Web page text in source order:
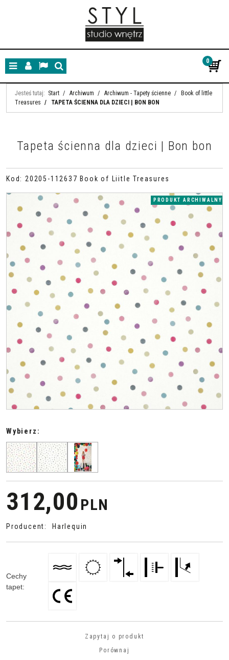
MenuPanelLangSzukaj
0
Jesteś tutaj: Start / Archiwum / Archiwum - Tapety ścienne /
Book of little
Treasures / TAPETA ŚCIENNA DLA DZIECI | BON BON
Tapeta ścienna dla dzieci | Bon bon
Kod : 20205-112637 Book of Liitle Treasures
PRODUKT ARCHIWALNY
Wybierz:
312,00 PLN
Producent: Harlequin
Cechy
tapet:
Zapytaj o produkt
Porównaj